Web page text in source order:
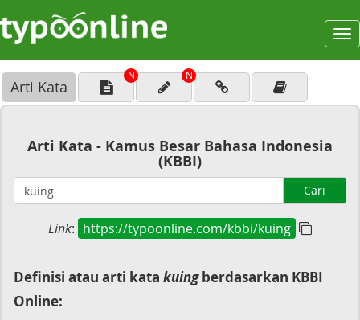
Arti Kata
N N
Arti Kata - Kamus Besar Bahasa Indonesia
(KBBI)
Cari
Link: https://typoonline.com/kbbi/kuing
Definisi atau arti kata kuingberdasarkan KBBI
Online: